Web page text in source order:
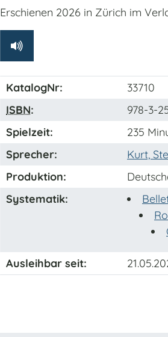
Erschienen 2026 in Zürich im
KatalogNr:
33710
ISBN:
978-3-
Spielzeit:
235
Sprecher:
Kurt,
Produktion:
Systematik:
Ausleihbar seit: